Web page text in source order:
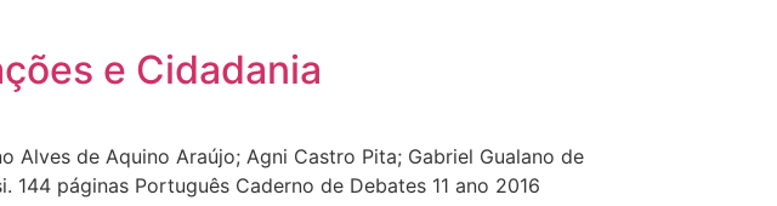
e Cidadania
Alves de Aquino Araújo; Agni Castro Pita; Gabriel Gualano de
páginas Português Caderno de Debates 11 ano 2016